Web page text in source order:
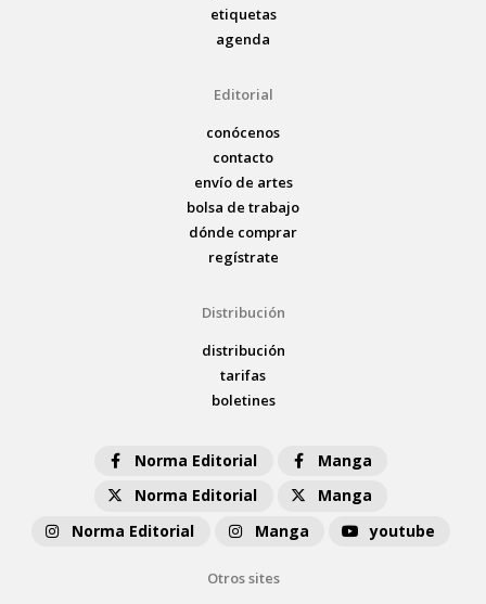
etiquetas
agenda
Editorial
conócenos
contacto
envío de artes
bolsa de trabajo
dónde comprar
regístrate
Distribución
distribución
tarifas
boletines
Norma Editorial
Manga
Norma Editorial
Manga
Norma Editorial
Manga youtube
Otros sites